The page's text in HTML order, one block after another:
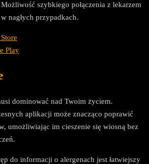
Możliwość szybkiego połączenia z lekarzem
nagłych przypadkach.
Play
dominować nad Twoim życiem.
aplikacji może znacząco poprawić
umożliwiając im cieszenie się wiosną bez
do informacji o alergenach jest łatwiejszy